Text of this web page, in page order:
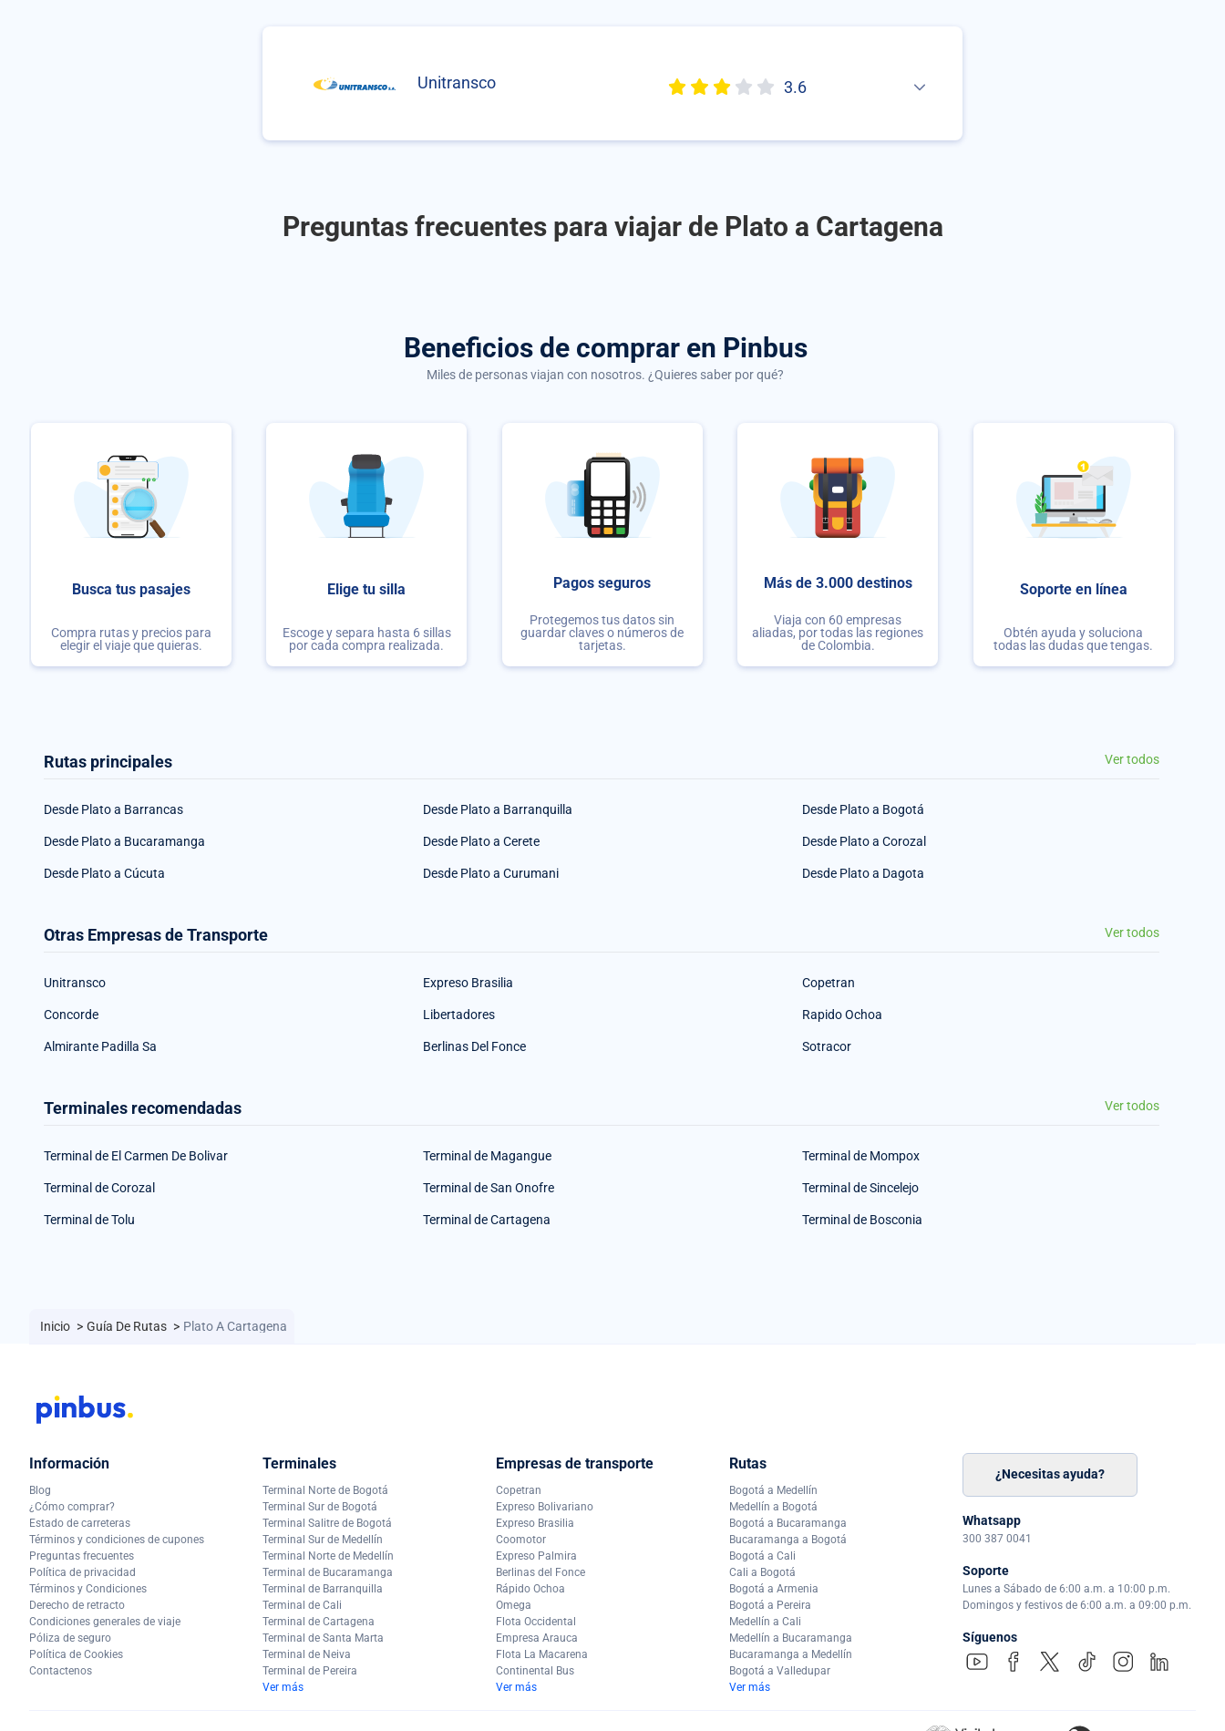
Unitransco 3.6
Preguntas frecuentes para viajar de Plato a Cartagena
Beneficios de comprar en Pinbus
Miles de personas viajan con nosotros. ¿Quieres saber por qué?
Busca tus pasajes
Compra rutas y precios para
elegir el viaje que quieras.
Elige tu silla
Escoge y separa hasta 6 sillas
por cada compra realizada.
Pagos seguros
Protegemos tus datos sin
guardar claves o números de
tarjetas.
Más de 3.000 destinos
Viaja con 60 empresas
aliadas, por todas las regiones
de Colombia.
Soporte en línea
Obtén ayuda y soluciona
todas las dudas que tengas.
Rutas principales Ver todos
Desde Plato a Barrancas Desde Plato a Barranquilla Desde Plato a Bogotá
Desde Plato a Bucaramanga Desde Plato a Cerete Desde Plato a Corozal
Desde Plato a Cúcuta Desde Plato a Curumani Desde Plato a Dagota
Otras Empresas de Transporte Ver todos
Unitransco Expreso Brasilia Copetran
Concorde Libertadores Rapido Ochoa
Almirante Padilla Sa Berlinas Del Fonce Sotracor
Terminales recomendadas Ver todos
Terminal de El Carmen De Bolivar Terminal de Magangue Terminal de Mompox
Terminal de Corozal Terminal de San Onofre Terminal de Sincelejo
Terminal de Tolu Terminal de Cartagena Terminal de Bosconia
Inicio > Guía De Rutas > Plato A Cartagena
Información
Blog
¿Cómo comprar?
Estado de carreteras
Términos y condiciones de cupones
Preguntas frecuentes
Política de privacidad
Términos y Condiciones
Derecho de retracto
Condiciones generales de viaje
Póliza de seguro
Política de Cookies
Contactenos
Terminales
Terminal Norte de Bogotá
Terminal Sur de Bogotá
Terminal Salitre de Bogotá
Terminal Sur de Medellín
Terminal Norte de Medellín
Terminal de Bucaramanga
Terminal de Barranquilla
Terminal de Cali
Terminal de Cartagena
Terminal de Santa Marta
Terminal de Neiva
Terminal de Pereira
Ver más
Empresas de transporte
Copetran
Expreso Bolivariano
Expreso Brasilia
Coomotor
Expreso Palmira
Berlinas del Fonce
Rápido Ochoa
Omega
Flota Occidental
Empresa Arauca
Flota La Macarena
Continental Bus
Ver más
Rutas
Bogotá a Medellín
Medellín a Bogotá
Bogotá a Bucaramanga
Bucaramanga a Bogotá
Bogotá a Cali
Cali a Bogotá
Bogotá a Armenia
Bogotá a Pereira
Medellín a Cali
Medellín a Bucaramanga
Bucaramanga a Medellín
Bogotá a Valledupar
Ver más
¿Necesitas ayuda?
Whatsapp
300 387 0041
Soporte
Lunes a Sábado de 6:00 a.m. a 10:00 p.m.
Domingos y festivos de 6:00 a.m. a 09:00 p.m.
Síguenos